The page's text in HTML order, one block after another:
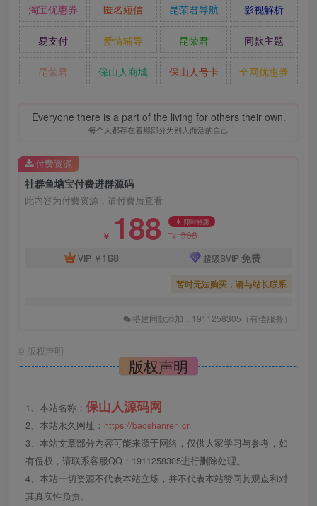
淘宝优惠券 匿名短信 昆荣君导航 影视解析
易支付 爱情辅导 昆荣君 同款主题
昆荣君 保山人商城 保山人号卡 全网优惠券
Everyone there is a part of the living for others their own.
每个人都存在着那部分为别人而活的自己
社群鱼塘宝付费进群源码
此内容为付费资源，请付费后查看
￥ 188 限时特惠
￥998
VIP ￥ 168 超级SVIP 免费
暂时无法购买，请与站长联系
搭建同款添加：1911258305（有偿服务）
付费资源
© 版权声明
版权声明
1、本站名称： 保山人源码网
2、本站永久网址： https://baoshanren.cn
3、本站文章部分内容可能来源于网络，仅供大家学习与参考，如
有侵权，请联系客服QQ：1911258305进行删除处理。
4、本站一切资源不代表本站立场，并不代表本站赞同其观点和对
其真实性负责。